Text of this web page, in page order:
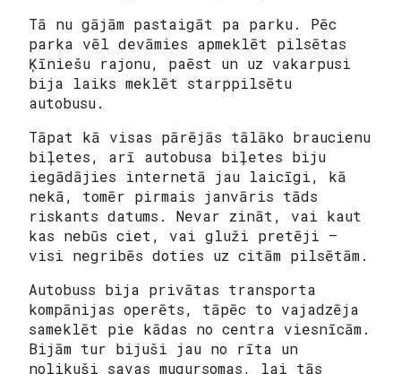
Tā nu gājām pastaigāt pa parku. Pēc
parka vēl devāmies apmeklēt pilsētas
Ķīniešu rajonu, paēst un uz vakarpusi
bija laiks meklēt starppilsētu
autobusu.
Tāpat kā visas pārējās tālāko braucienu
biļetes, arī autobusa biļetes biju
iegādājies internetā jau laicīgi, kā
nekā, tomēr pirmais janvāris tāds
riskants datums. Nevar zināt, vai kaut
kas nebūs ciet, vai gluži pretēji –
visi negribēs doties uz citām pilsētām.
Autobuss bija privātas transporta
kompānijas operēts, tāpēc to vajadzēja
sameklēt pie kādas no centra viesnīcām.
Bijām tur bijuši jau no rīta un
nolikuši savas mugursomas, lai tās